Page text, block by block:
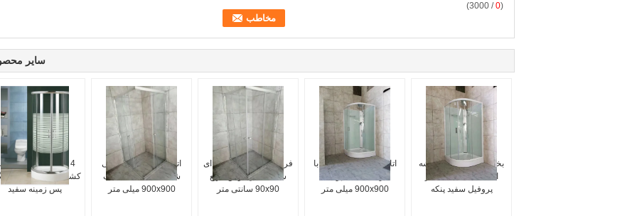
(
0
/ 3000)
سایر
4 میلی متر شیشه
کشویی اتاق دوش نوار
پس زمینه سفید
اتاق دوش درب کشویی
شیشه ای کامل شفاف
900x900 میلی متر
فریم فلزی تمام شیشه ای
شفاف اتاق دوش مربع
90x90 سانتی متر
اتاق دوش بخار فن دار با
زمینه سفید پولی
900x900 میلی متر
بخش سینی دوش شیشه
ای 90x90 سانتی متر
پروفیل سفید پنکه